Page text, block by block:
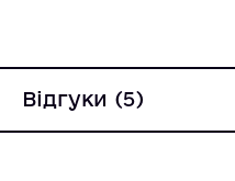
Відгуки (5)